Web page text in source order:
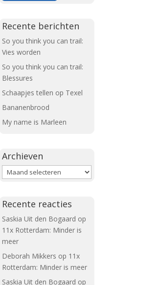
Recente berichten
So you think you can trail:
Vies worden
So you think you can trail:
Blessures
Schaapjes tellen op Texel
Bananenbrood
My name is Marleen
Archieven
Archieven
Recente reacties
Saskia Uit den Bogaard op
11x Rotterdam: Minder is
meer
Deborah Mikkers op 11x
Rotterdam: Minder is meer
Saskia Uit den Bogaard op